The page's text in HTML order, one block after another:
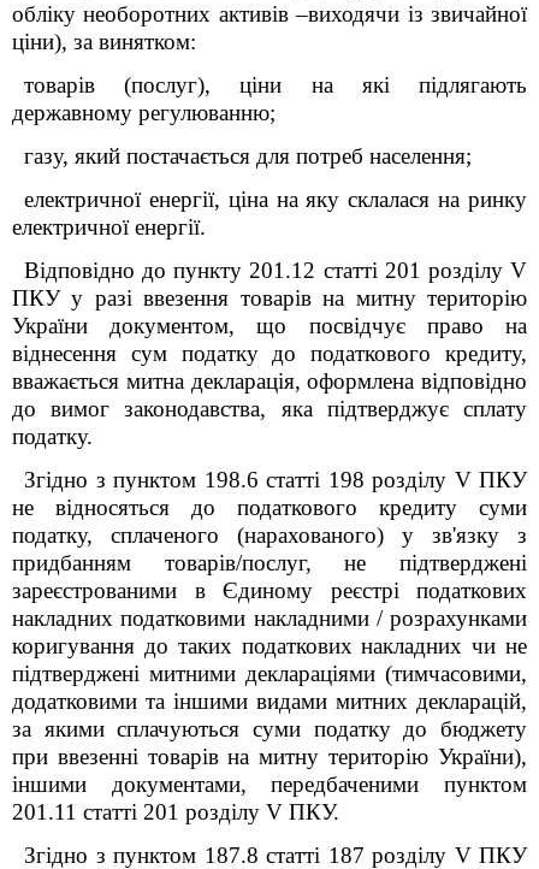
обліку необоротних активів –виходячи із звичайної
ціни), за винятком:
товарів (послуг), ціни на які підлягають
державному регулюванню;
газу, який постачається для потреб населення;
електричної енергії, ціна на яку склалася на ринку
електричної енергії.
Відповідно до пункту 201.12 статті 201 розділу V
ПКУ у разі ввезення товарів на митну територію
України документом, що посвідчує право на
віднесення сум податку до податкового кредиту,
вважається митна декларація, оформлена відповідно
до вимог законодавства, яка підтверджує сплату
податку.
Згідно з пунктом 198.6 статті 198 розділу V ПКУ
не відносяться до податкового кредиту суми
податку, сплаченого (нарахованого) у зв'язку з
придбанням товарів/послуг, не підтверджені
зареєстрованими в Єдиному реєстрі податкових
накладних податковими накладними / розрахунками
коригування до таких податкових накладних чи не
підтверджені митними деклараціями (тимчасовими,
додатковими та іншими видами митних декларацій,
за якими сплачуються суми податку до бюджету
при ввезенні товарів на митну територію України),
іншими документами, передбаченими пунктом
201.11 статті 201 розділу V ПКУ.
Згідно з пунктом 187.8 статті 187 розділу V ПКУ